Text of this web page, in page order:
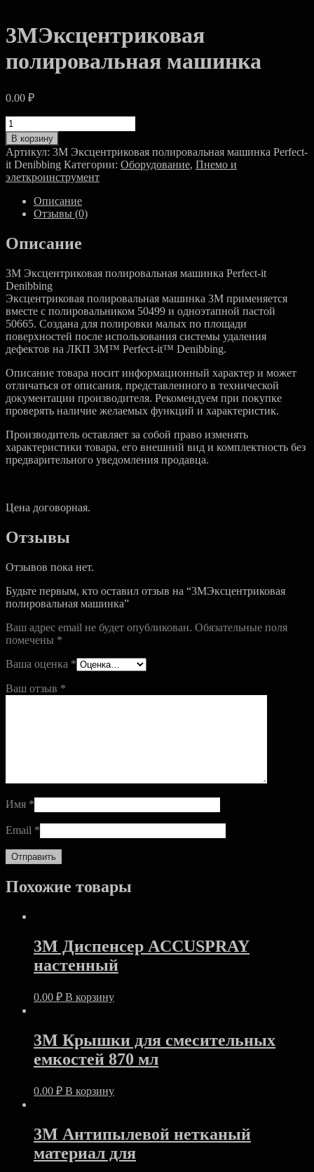
3MЭксцентриковая
полировальная машинка
0.00 ₽
Количество
товара
3MЭксцентриковая
полировальная
машинка
В корзину
Артикул: 3M Эксцентриковая полировальная машинка Perfect-
it Denibbing Категории: Оборудование, Пнемо и
элеткроинструмент
Описание
Отзывы (0)
Описание
3M Эксцентриковая полировальная машинка Perfect-it
Denibbing
Эксцентриковая полировальная машинка 3M применяется
вместе с полировальником 50499 и одноэтапной пастой
50665. Создана для полировки малых по площади
поверхностей после использования системы удаления
дефектов на ЛКП 3M™ Perfect-it™ Denibbing.
Описание товара носит информационный характер и может
отличаться от описания, представленного в технической
документации производителя. Рекомендуем при покупке
проверять наличие желаемых функций и характеристик.
Производитель оставляет за собой право изменять
характеристики товара, его внешний вид и комплектность без
предварительного уведомления продавца.
Цена договорная.
Отзывы
Отзывов пока нет.
Будьте первым, кто оставил отзыв на “3MЭксцентриковая
полировальная машинка”
Ваш адрес email не будет опубликован. Обязательные поля
помечены *
Ваша оценка *
Ваш отзыв *
Имя *
Email *
Похожие товары
3M Диспенсер ACCUSPRAY
настенный
0.00 ₽ В корзину
3M Крышки для смесительных
емкостей 870 мл
0.00 ₽ В корзину
3M Антипылевой нетканый
материал для